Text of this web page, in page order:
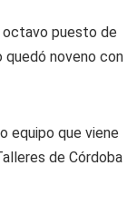
octavo puesto de
noveno con
equipo que viene
de Córdoba